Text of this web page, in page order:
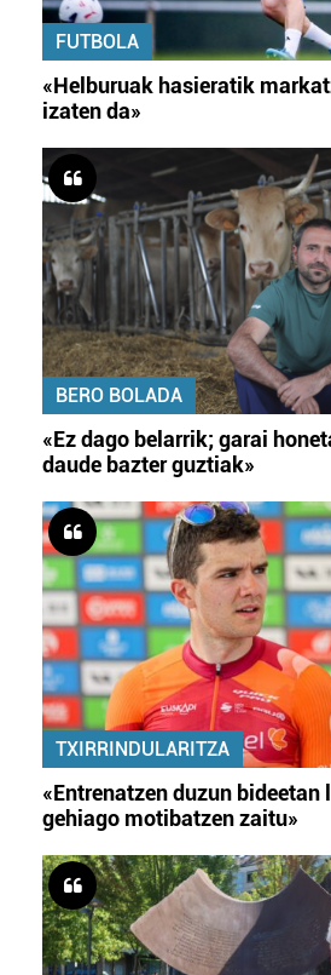
FUTBOLA
«Helburuak hasieratik
izaten da»
BERO BOLADA
«Ez dago belarrik; garai
daude bazter guztiak»
TXIRRINDULARITZA
«Entrenatzen duzun bideetan
gehiago motibatzen zaitu»